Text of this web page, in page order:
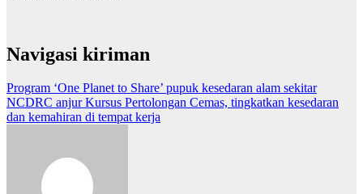
Navigasi kiriman
Program ‘One Planet to Share’ pupuk kesedaran alam sekitar
NCDRC anjur Kursus Pertolongan Cemas, tingkatkan kesedaran
dan kemahiran di tempat kerja